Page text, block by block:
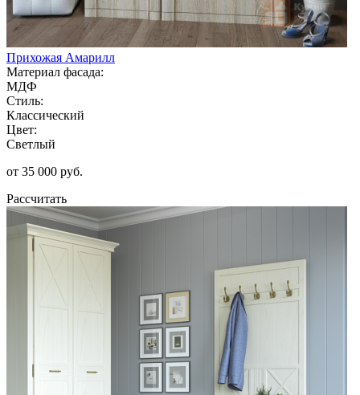
Прихожая Амарилл
Материал фасада:
МДФ
Стиль:
Классический
Цвет:
Светлый
от 35 000 руб.
Рассчитать